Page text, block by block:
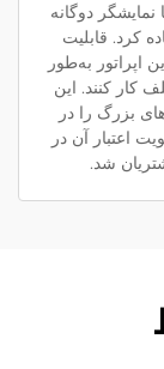
دوگانه
کرد. قابلیت
اپراتور به‌طور
کار کنند. این
بزرگ را در
اعتبار آن در